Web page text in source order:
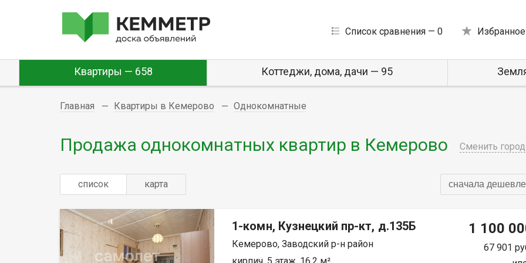
Список сравнения — 0
Квартиры — 658 Коттеджи, дома, дачи — 95
Главная Квартиры в Кемерово Однокомнатные
Продажа однокомнатных квартир в Кемерово Сменить город
список карта сначала дешевле
1-комн, Кузнецкий пр-кт, д.135Б
Кемерово, Заводский р-н район
1 100
67 901